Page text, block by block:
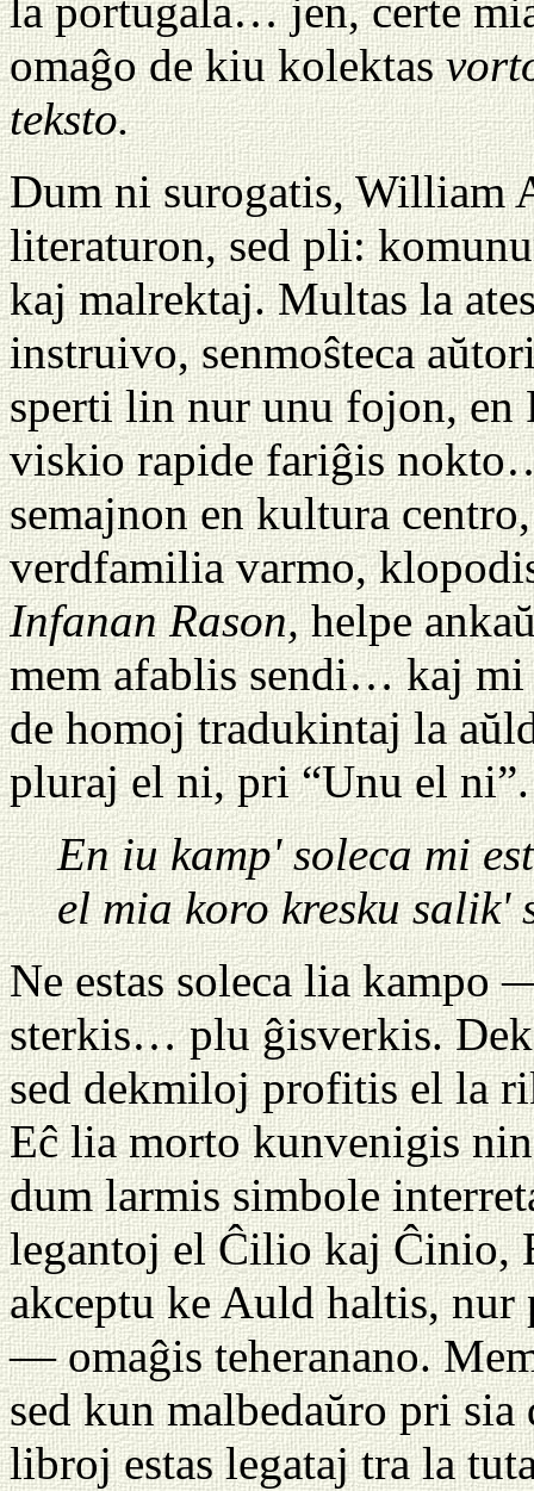
la portugala… jen, certe
omaĝo de kiu kolektas
teksto.
Dum ni surogatis, William
literaturon, sed pli:
kaj malrektaj. Multas la
instruivo, senmoŝteca
sperti lin nur unu fojon, en
viskio rapide fariĝis
semajnon en kultura
verdfamilia varmo,
Infanan Rason,helpe
mem afablis sendi… kaj mi
de homoj tradukintaj la
pluraj el ni, pri “Unu el ni”.
En iu kamp' soleca mi
el mia koro kresku salik'
Ne estas soleca lia
sterkis… plu ĝisverkis.
sed dekmiloj profitis el la
Eĉ lia morto kunvenigis
dum larmis simbole
legantoj el Ĉilio kaj Ĉinio,
akceptu ke Auld haltis, nur
— omaĝis teheranano.
sed kun malbedaŭro pri
libroj estas legataj tra la